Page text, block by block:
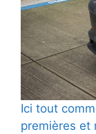
Ici tout
premières et